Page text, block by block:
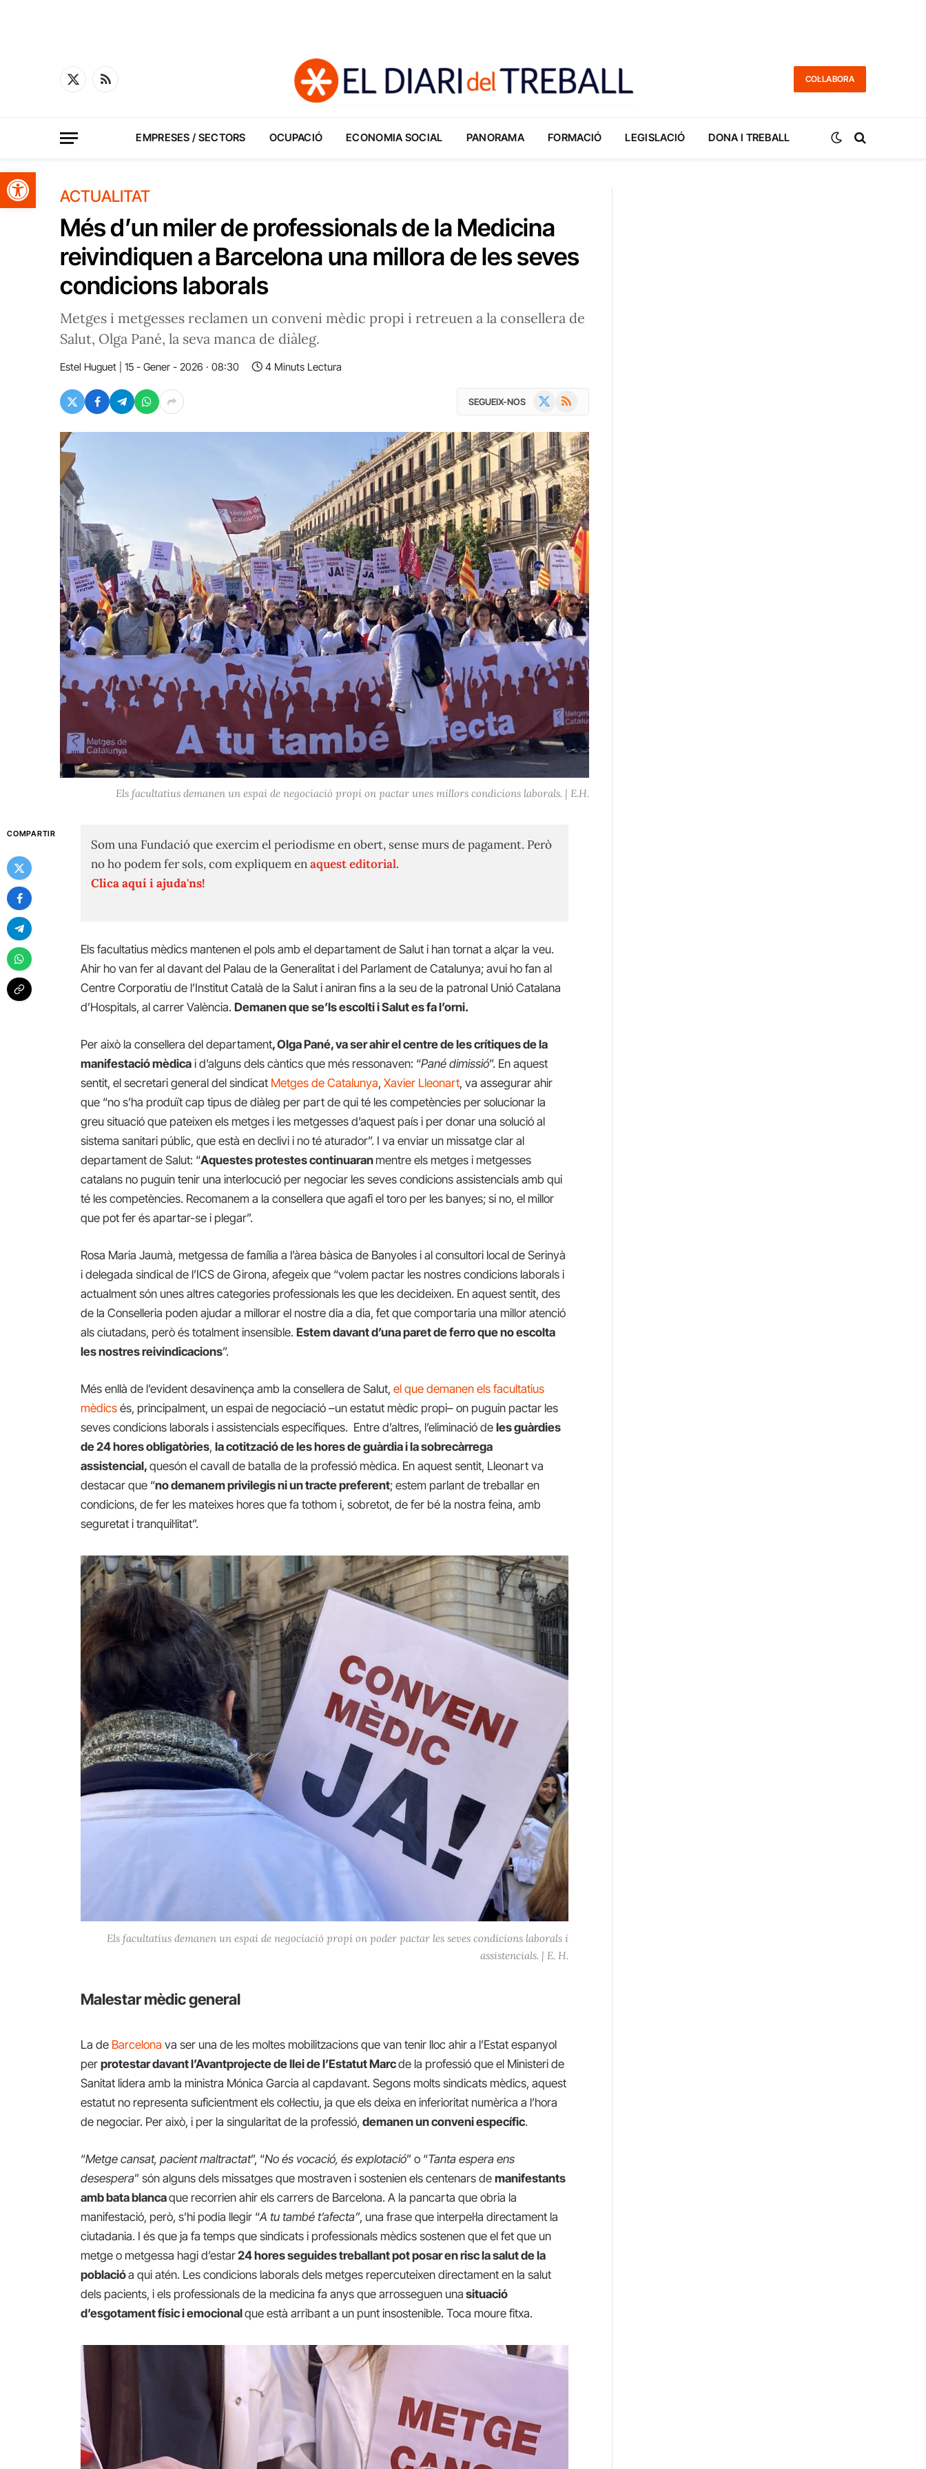
Obre la barra d'eines
X
RSS
COL·LABORA
EMPRESES / SECTORS OCUPACIÓ ECONOMIA SOCIAL PANORAMA FORMACIÓ LEGISLACIÓ DONA I TREBALL
ACTUALITAT
Més d’un miler de professionals de la Medicina
reivindiquen a Barcelona una millora de les seves
condicions laborals
Metges i metgesses reclamen un conveni mèdic propi i retreuen a la consellera de
Salut, Olga Pané, la seva manca de diàleg.
Estel Huguet 15 - Gener - 2026 · 08:30 4 Minuts Lectura
SEGUEIX-NOS RSS
Els facultatius demanen un espai de negociació propi on pactar unes millors condicions laborals. | E.H.
COMPARTIR
Som una Fundació que exercim el periodisme en obert, sense murs de pagament. Però
no ho podem fer sols, com expliquem enaquest editorial.
Clica aquí i ajuda'ns!
Els facultatius mèdics mantenen el pols amb el departament de Salut i han tornat a alçar la veu.
Ahir ho van fer al davant del Palau de la Generalitat i del Parlament de Catalunya; avui ho fan al
Centre Corporatiu de l’Institut Català de la Salut i aniran fins a la seu de la patronal Unió Catalana
d’Hospitals, al carrer València.Demanen que se’ls escolti i Salut es fa l’orni.
Per això la consellera del departament, Olga Pané, va ser ahir el centre de les crítiques de la
manifestació mèdica i d’alguns dels càntics que més ressonaven: “Pané dimissió”. En aquest
sentit, el secretari general del sindicat Metges de Catalunya,Xavier Lleonart, va assegurar ahir
que “no s’ha produït cap tipus de diàleg per part de qui té les competències per solucionar la
greu situació que pateixen els metges i les metgesses d’aquest país i per donar una solució al
sistema sanitari públic, que està en declivi i no té aturador”. I va enviar un missatge clar al
departament de Salut: “Aquestes protestes continuaran mentre els metges i metgesses
catalans no puguin tenir una interlocució per negociar les seves condicions assistencials amb qui
té les competències. Recomanem a la consellera que agafi el toro per les banyes; si no, el millor
que pot fer és apartar-se i plegar”.
Rosa Maria Jaumà, metgessa de família a l’àrea bàsica de Banyoles i al consultori local de Serinyà
i delegada sindical de l’ICS de Girona, afegeix que “volem pactar les nostres condicions laborals i
actualment són unes altres categories professionals les que les decideixen. En aquest sentit, des
de la Conselleria poden ajudar a millorar el nostre dia a dia, fet que comportaria una millor atenció
als ciutadans, però és totalment insensible.Estem davant d’una paret de ferro que no escolta
les nostres reivindicacions”.
Més enllà de l’evident desavinença amb la consellera de Salut,el que demanen els facultatius
mèdics és, principalment, un espai de negociació –un estatut mèdic propi– on puguin pactar les
seves condicions laborals i assistencials específiques. Entre d’altres, l’eliminació deles guàrdies
de 24 hores obligatòries,la cotització de les hores de guàrdia i la sobrecàrrega
assistencial,quesón el cavall de batalla de la professió mèdica. En aquest sentit, Lleonart va
destacar que “no demanem privilegis ni un tracte preferent; estem parlant de treballar en
condicions, de fer les mateixes hores que fa tothom i, sobretot, de fer bé la nostra feina, amb
seguretat i tranquil·litat”.
Els facultatius demanen un espai de negociació propi on poder pactar les seves condicions laborals i
assistencials. | E. H.
Malestar mèdic general
La de Barcelona va ser una de les moltes mobilitzacions que van tenir lloc ahir a l’Estat espanyol
perprotestar davant l’Avantprojecte de llei de l’Estatut Marcde la professió que el Ministeri de
Sanitat lidera amb la ministra Mónica Garcia al capdavant. Segons molts sindicats mèdics, aquest
estatut no representa suficientment els col·lectiu, ja que els deixa en inferioritat numèrica a l’hora
de negociar. Per això, i per la singularitat de la professió,demanen un conveni específic.
“Metge cansat, pacient maltractat”, “No és vocació, és explotació” o “Tanta espera ens
desespera” són alguns dels missatges que mostraven i sostenien els centenars demanifestants
amb bata blancaque recorrien ahir els carrers de Barcelona. A la pancarta que obria la
manifestació, però, s’hi podia llegir “A tu també t’afecta”, una frase que interpel·la directament la
ciutadania. I és que ja fa temps que sindicats i professionals mèdics sostenen que el fet que un
metge o metgessa hagi d’estar24 hores seguides treballant pot posar en risc la salut de la
poblacióa qui atén. Les condicions laborals dels metges repercuteixen directament en la salut
dels pacients, i els professionals de la medicina fa anys que arrosseguen una situació
d’esgotament físic i emocionalque està arribant a un punt insostenible. Toca moure fitxa.